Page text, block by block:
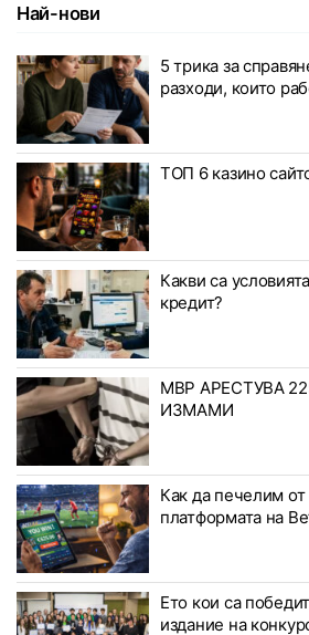
Най-нови
5 трика за
разходи, които
ТОП 6 казино
Какви са
кредит?
МВР АРЕСТУВА
ИЗМАМИ
Как да печелим от
платформата на
Ето кои са
издание на